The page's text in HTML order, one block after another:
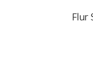
Flur